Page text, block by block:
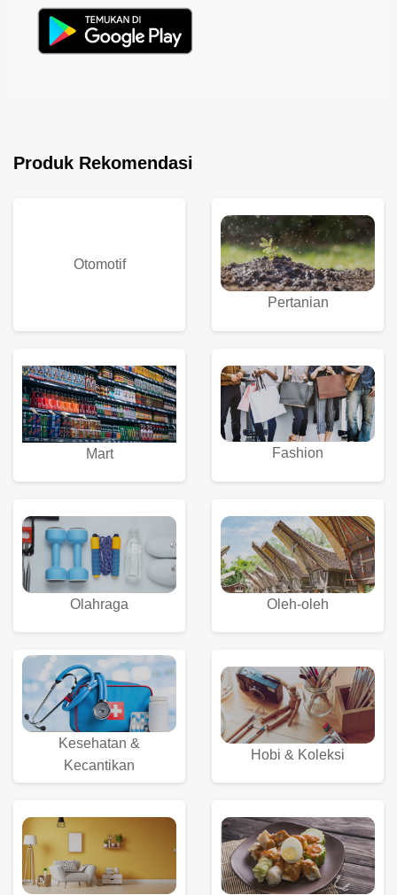
Produk Rekomendasi
Otomotif
Pertanian
Mart Fashion
Olahraga Oleh-oleh
Kesehatan &
Kecantikan
Hobi & Koleksi